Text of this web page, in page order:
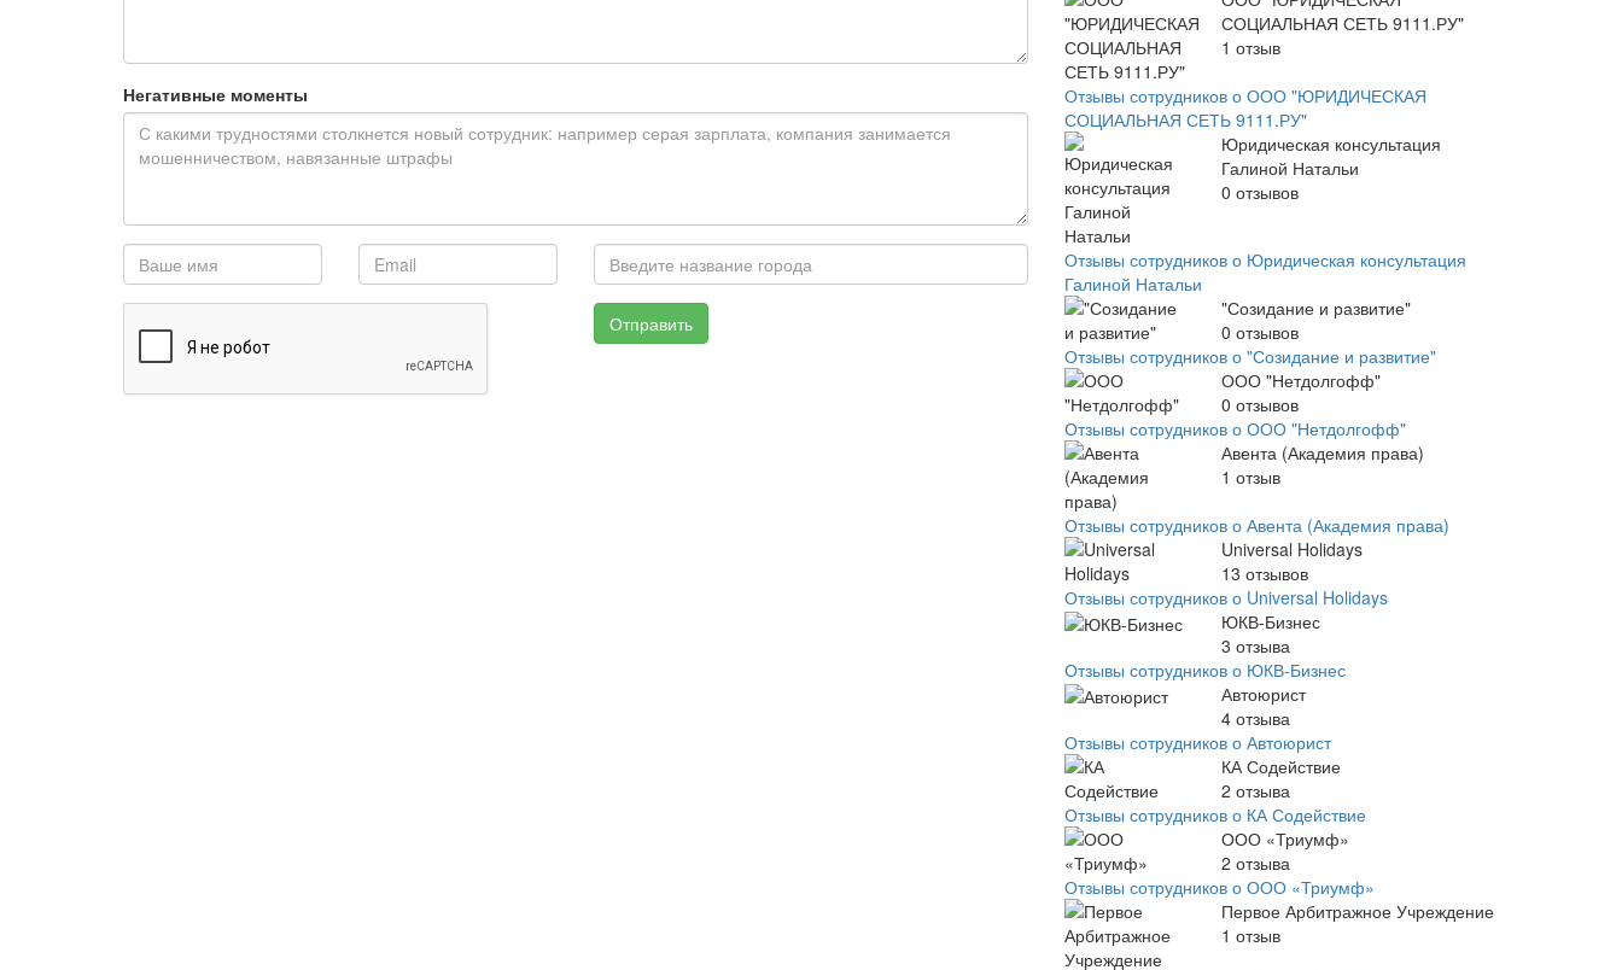
Негативные моменты
Отправить
СОЦИАЛЬНАЯ СЕТЬ 9111.РУ"
1 отзыв
Отзывы сотрудников о ООО "ЮРИДИЧЕСКАЯ
СОЦИАЛЬНАЯ СЕТЬ 9111.РУ"
Юридическая консультация
Галиной Натальи
0 отзывов
Отзывы сотрудников о Юридическая консультация
Галиной Натальи
"Созидание и развитие"
0 отзывов
Отзывы сотрудников о "Созидание и развитие"
ООО "Нетдолгофф"
0 отзывов
Отзывы сотрудников о ООО "Нетдолгофф"
Авента (Академия права)
1 отзыв
Отзывы сотрудников о Авента (Академия права)
Universal Holidays
13 отзывов
Отзывы сотрудников о Universal Holidays
ЮКВ-Бизнес
3 отзыва
Отзывы сотрудников о ЮКВ-Бизнес
Автоюрист
4 отзыва
Отзывы сотрудников о Автоюрист
КА Содействие
2 отзыва
Отзывы сотрудников о КА Содействие
ООО «Триумф»
2 отзыва
Отзывы сотрудников о ООО «Триумф»
Первое Арбитражное Учреждение
1 отзыв